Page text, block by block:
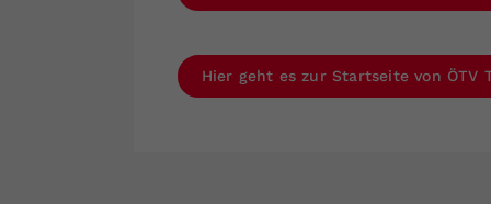
Hier geht es zur Startseite von ÖTV